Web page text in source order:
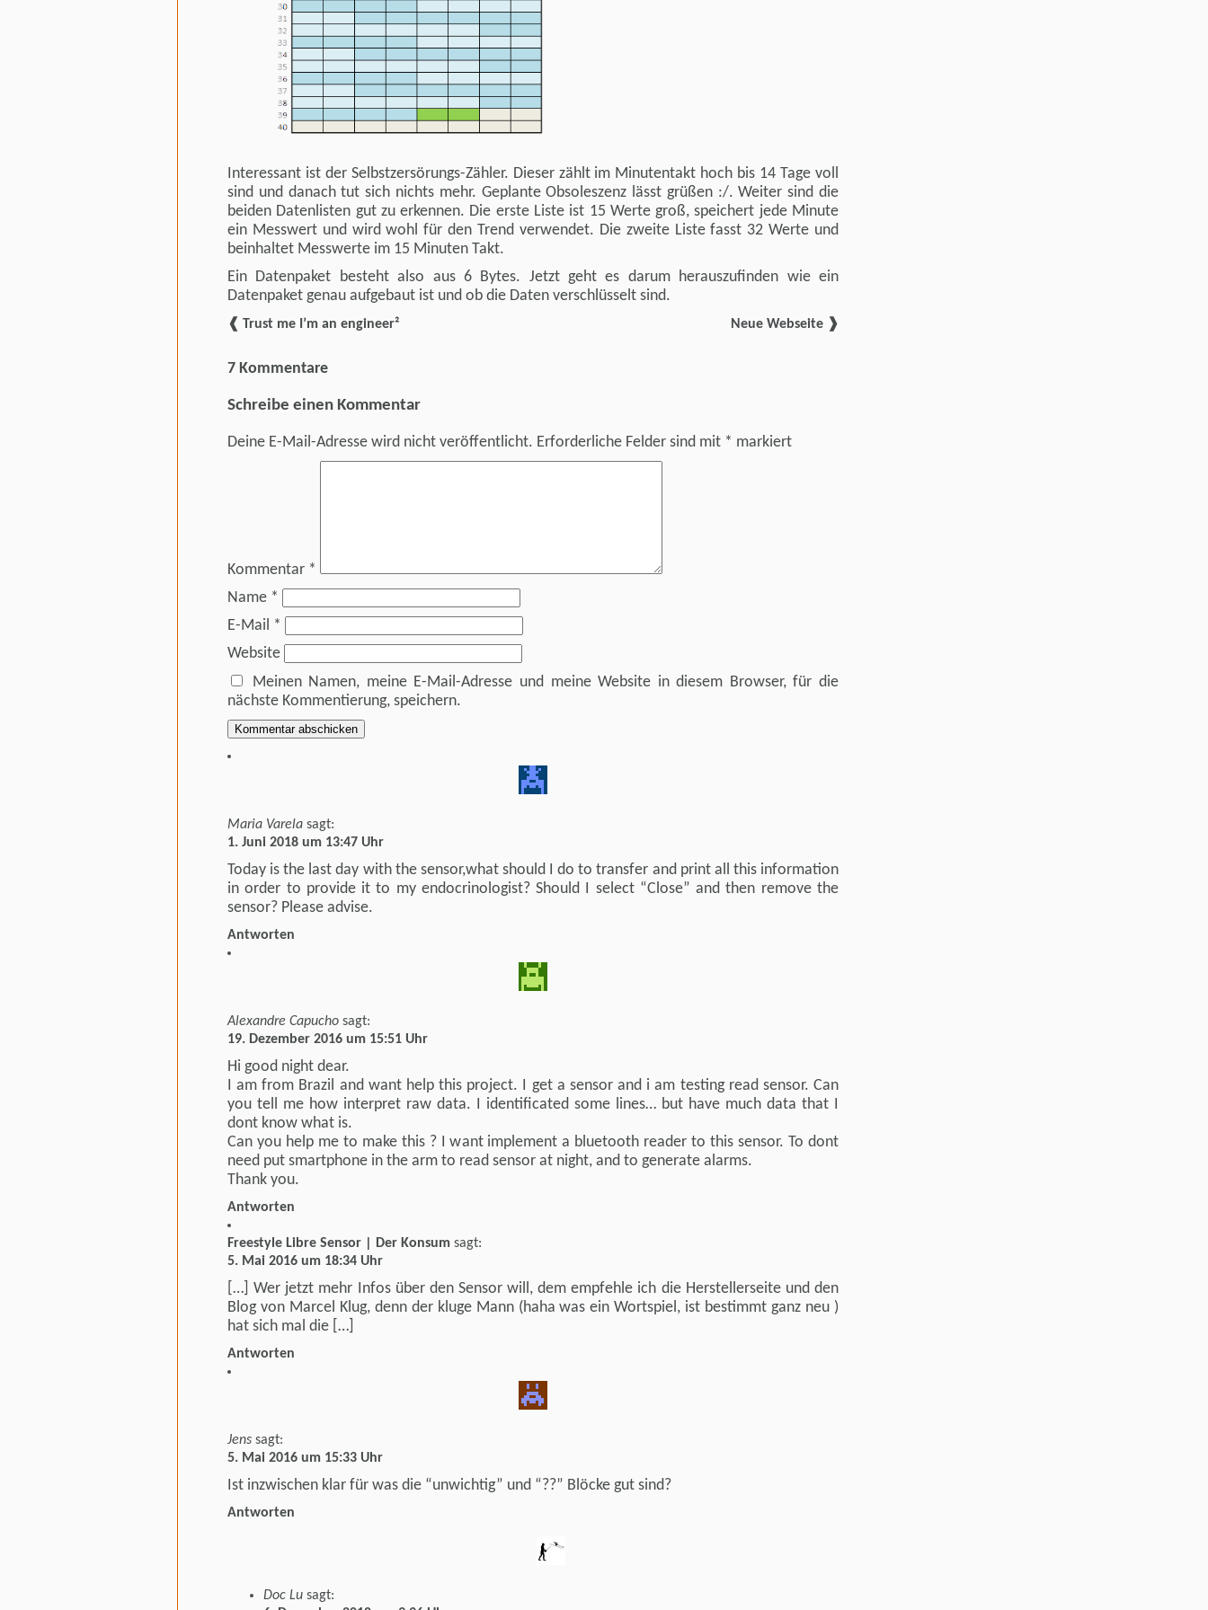
Interessant ist der Selbstzersörungs-Zähler. Dieser zählt im Minutentakt hoch bis 14 Tage voll
sind und danach tut sich nichts mehr. Geplante Obsoleszenz lässt grüßen :/. Weiter sind die
beiden Datenlisten gut zu erkennen. Die erste Liste ist 15 Werte groß, speichert jede Minute
ein Messwert und wird wohl für den Trend verwendet. Die zweite Liste fasst 32 Werte und
beinhaltet Messwerte im 15 Minuten Takt.
Ein Datenpaket besteht also aus 6 Bytes. Jetzt geht es darum herauszufinden wie ein
Datenpaket genau aufgebaut ist und ob die Daten verschlüsselt sind.
❰ Trust me I’m an engineer² Neue Webseite ❱
7 Kommentare
Schreibe einen Kommentar
Deine E-Mail-Adresse wird nicht veröffentlicht. Erforderliche Felder sind mit * markiert
Kommentar *
Name *
E-Mail
*
Website
Meinen Namen, meine E-Mail-Adresse und meine Website in diesem Browser, für die
nächste Kommentierung, speichern.
Maria Varela sagt:
1. Juni 2018 um 13:47 Uhr
Today is the last day with the sensor,what should I do to transfer and print all this information
in order to provide it to my endocrinologist? Should I select “Close” and then remove the
sensor? Please advise.
Antworten
Alexandre Capucho sagt:
19. Dezember 2016 um 15:51 Uhr
Hi good night dear.
I am from Brazil and want help this project. I get a sensor and i am testing read sensor. Can
you tell me how interpret raw data. I identificated some lines… but have much data that I
dont know what is.
Can you help me to make this ? I want implement a bluetooth reader to this sensor. To dont
need put smartphone in the arm to read sensor at night, and to generate alarms.
Thank you.
Antworten
Freestyle Libre Sensor | Der Konsum sagt:
5. Mai 2016 um 18:34 Uhr
[…] Wer jetzt mehr Infos über den Sensor will, dem empfehle ich die Herstellerseite und den
Blog von Marcel Klug, denn der kluge Mann (haha was ein Wortspiel, ist bestimmt ganz neu )
hat sich mal die […]
Antworten
Jens sagt:
5. Mai 2016 um 15:33 Uhr
Ist inzwischen klar für was die “unwichtig” und “??” Blöcke gut sind?
Antworten
Doc Lu sagt: